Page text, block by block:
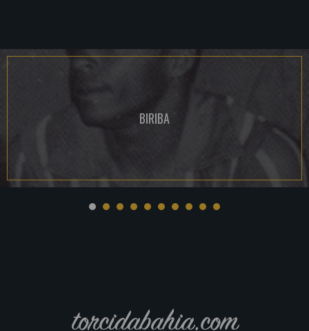
BIRIBA
torcidabahia.com